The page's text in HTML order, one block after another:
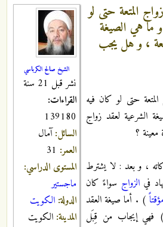
الشيخ صالح الكرباسي
نشر قبل 21 سنة
القراءات:
139180
السائل:آمال
العمر: 31
المستوى الدراسي:
ماجستير
الدولة: الكويت
المدينة: الكويت
المتعة حتى لو
ما هي الصيغة
، و هل يجب
حتى لو كان فيه
الشرعية لعقد زواج
؟
، و بعد : لا يشترط
فيالزواج سواءً كان
) . أما صيغة العقد
) فهي إيجاب من قِبَل